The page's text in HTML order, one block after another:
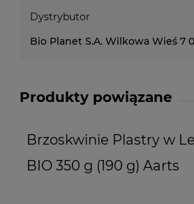
Dystrybutor
Bio Planet S.A. Wilkowa Wieś 7
Produkty powiązane
Brzoskwinie Plastry w
BIO 350 g (190 g) Aarts